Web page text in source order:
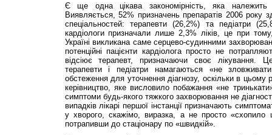
Є ще одна цікава закономірність, яка
Виявляється, 52% призначень препаратів 2006 року
спеціальностей: терапевти (26,2%) та педіатри
кардіологи призначали лише 2,3% ліків, це при
Україні викликана саме серцево-судинними
потенційні пацієнти кардіолога просто не
відсіює терапевт, призначаючи своє
терапевти і педіатри намагаються «не
обстеження для уточнення діагнозу, оскільки в цьому
керівництво, яке висловило побажання «не
симптоми будь-якого тяжкого захворювання не
випадків лікарі першої інстанції призначають
у хворого, скажімо, виразка, а не просто «схопило
потрапивши до стаціонару по «швидкій».